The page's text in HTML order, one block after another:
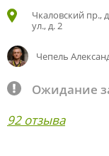
Чкаловский пр.,
ул., д. 2
Чепель
Ожидание
92 отзыва